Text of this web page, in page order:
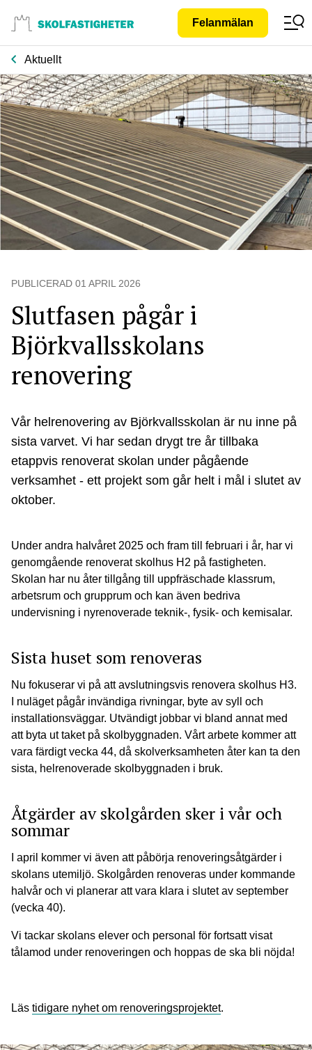
Gå till
innehåll
Felanmälan
Aktuellt
PUBLICERAD 01 APRIL 2026
Slutfasen pågår i
Björkvallsskolans
renovering
Vår helrenovering av Björkvallsskolan är nu inne på
sista varvet. Vi har sedan drygt tre år tillbaka
etappvis renoverat skolan under pågående
verksamhet - ett projekt som går helt i mål i slutet av
oktober.
Under andra halvåret 2025 och fram till februari i år, har vi
genomgående renoverat skolhus H2 på fastigheten.
Skolan har nu åter tillgång till uppfräschade klassrum,
arbetsrum och grupprum och kan även bedriva
undervisning i nyrenoverade teknik-, fysik- och kemisalar.
Sista huset som renoveras
Nu fokuserar vi på att avslutningsvis renovera skolhus H3.
I nuläget pågår invändiga rivningar, byte av syll och
installationsväggar. Utvändigt jobbar vi bland annat med
att byta ut taket på skolbyggnaden. Vårt arbete kommer att
vara färdigt vecka 44, då skolverksamheten åter kan ta den
sista, helrenoverade skolbyggnaden i bruk.
Åtgärder av skolgården sker i vår och
sommar
I april kommer vi även att påbörja renoveringsåtgärder i
skolans utemiljö. Skolgården renoveras under kommande
halvår och vi planerar att vara klara i slutet av september
(vecka 40).
Vi tackar skolans elever och personal för fortsatt visat
tålamod under renoveringen och hoppas de ska bli nöjda!
Läs tidigare nyhet om renoveringsprojektet.